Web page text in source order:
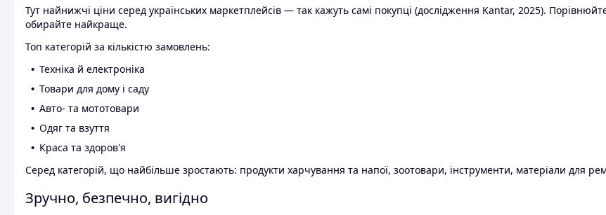
Тут найнижчі ціни серед українських маркетплейсів — так кажуть самі покупці (дослідження Kantar, 2025).
обирайте найкраще.
Топ категорій за кількістю замовлень:
Техніка й електроніка
Товари для дому і саду
Авто- та мототовари
Одяг та взуття
Краса та здоров'я
Серед категорій, що найбільше зростають: продукти харчування та напої, зоотовари, інструменти, матеріали для
Зручно, безпечно, вигідно